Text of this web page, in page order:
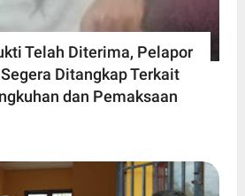
Telah Diterima, Pelapor
Ditangkap Terkait
dan Pemaksaan